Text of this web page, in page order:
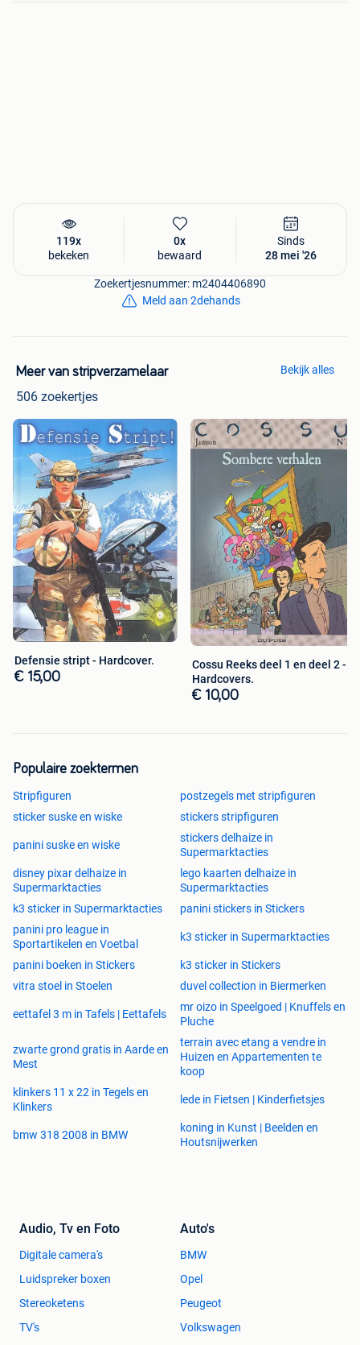
119x
bekeken
0x
bewaard
Sinds
28 mei '26
Zoekertjesnummer: m2404406890
Meld aan 2dehands
Meer van stripverzamelaar
506 zoekertjes
Bekijk alles
Defensie stript - Hardcover.
€ 15,00
Cossu Reeks deel 1 en deel 2 -
Hardcovers.
€ 10,00
Populaire zoektermen
Stripfiguren
postzegels met stripfiguren
sticker suske en wiske
stickers stripfiguren
panini suske en wiske
stickers delhaize in
Supermarktacties
disney pixar delhaize in
Supermarktacties
lego kaarten delhaize in
Supermarktacties
k3 sticker in Supermarktacties
panini stickers in Stickers
panini pro league in
Sportartikelen en Voetbal
k3 sticker in Supermarktacties
panini boeken in Stickers
k3 sticker in Stickers
vitra stoel in Stoelen
duvel collection in Biermerken
eettafel 3 m in Tafels | Eettafels
mr oizo in Speelgoed | Knuffels en
Pluche
zwarte grond gratis in Aarde en
Mest
terrain avec etang a vendre in
Huizen en Appartementen te
koop
klinkers 11 x 22 in Tegels en
Klinkers
lede in Fietsen | Kinderfietsjes
bmw 318 2008 in BMW
koning in Kunst | Beelden en
Houtsnijwerken
Audio, Tv en Foto
Digitale camera's
Luidspreker boxen
Stereoketens
TV's
Auto's
BMW
Opel
Peugeot
Volkswagen